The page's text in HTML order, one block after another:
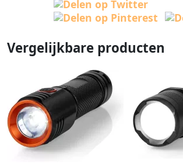
Vergelijkbare producten